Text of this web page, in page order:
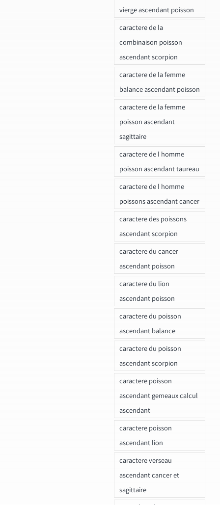
vierge ascendant poisson
caractere de la
combinaison poisson
ascendant scorpion
caractere de la femme
balance ascendant poisson
caractere de la femme
poisson ascendant
sagittaire
caractere de l homme
poisson ascendant taureau
caractere de l homme
poissons ascendant cancer
caractere des poissons
ascendant scorpion
caractere du cancer
ascendant poisson
caractere du lion
ascendant poisson
caractere du poisson
ascendant balance
caractere du poisson
ascendant scorpion
caractere poisson
ascendant gemeaux calcul
ascendant
caractere poisson
ascendant lion
caractere verseau
ascendant cancer et
sagittaire